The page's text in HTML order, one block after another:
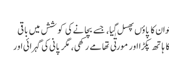
کا پاؤں پھسل گیا، جسے بچانے کی کوشش میں باقی
اور مورتٰی تھامے رکھی، مگر پانی کی گہرائی اور